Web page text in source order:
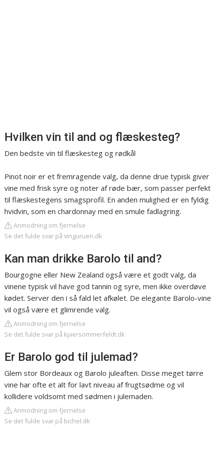
Hvilken vin til and og flæskesteg?
Den bedste vin til flæskesteg og rødkål
Pinot noir er et fremragende valg, da denne drue typisk giver
vine med frisk syre og noter af røde bær, som passer perfekt
til flæskestegens smagsprofil. En anden mulighed er en fyldig
hvidvin, som en chardonnay med en smule fadlagring.
Anmodning om fjernelse
Se det fulde svar på vinguruen.dk
Kan man drikke Barolo til and?
Bourgogne eller New Zealand også være et godt valg, da
vinene typisk vil have god tannin og syre, men ikke overdøve
kødet. Server den i så fald let afkølet. De elegante Barolo-vine
vil også være et glimrende valg.
Anmodning om fjernelse
Se det fulde svar på kjaersommerfeldt.dk
Er Barolo god til julemad?
Glem stor Bordeaux og Barolo juleaften. Disse meget tørre
vine har ofte et alt for lavt niveau af frugtsødme og vil
kollidere voldsomt med sødmen i julemaden.
Anmodning om fjernelse
Se det fulde svar på bichel.dk